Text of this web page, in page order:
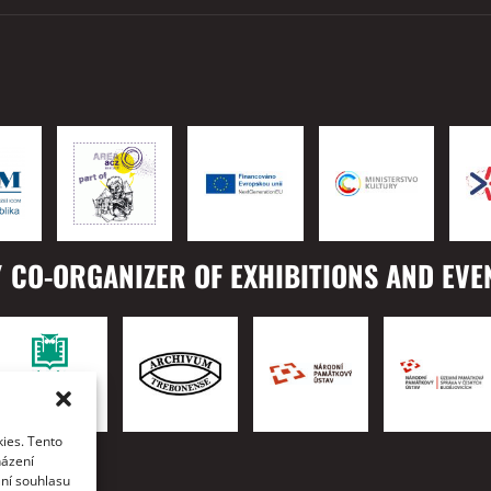
Tento
souhlasu
ORGANIZER OF EXHIBITIONS AND